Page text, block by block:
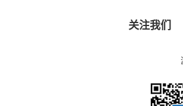
关注我们